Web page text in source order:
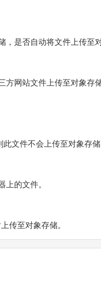
是否自动将文件上传至对
网站文件上传至对象存储
文件不会上传至对象存储
的文件。
传至对象存储。